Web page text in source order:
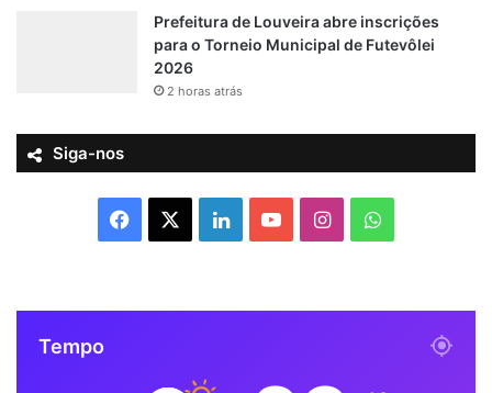
Prefeitura de Louveira abre inscrições
para o Torneio Municipal de Futevôlei
2026
2 horas atrás
Siga-nos
c
L
n
u
I
s
W
a
Tempo